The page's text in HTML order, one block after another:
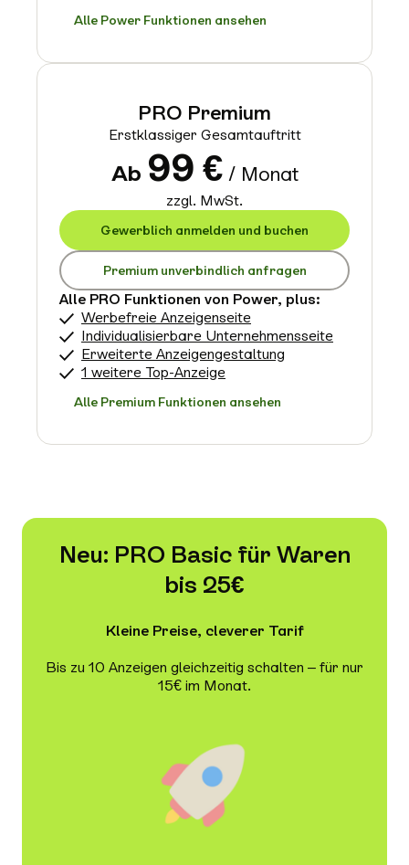
Alle Power Funktionen ansehen
PRO Premium
Erstklassiger Gesamtauftritt
Ab 99 €/ Monat
zzgl. MwSt.
Gewerblich anmelden und buchen
Premium unverbindlich anfragen
Alle PRO Funktionen von Power, plus:
Werbefreie Anzeigenseite
Individualisierbare Unternehmensseite
Erweiterte Anzeigengestaltung
1 weitere Top-Anzeige
Alle Premium Funktionen ansehen
Neu: PRO Basic für Waren
bis 25€
Kleine Preise, cleverer Tarif
Bis zu 10 Anzeigen gleichzeitig schalten – für nur
15€ im Monat.